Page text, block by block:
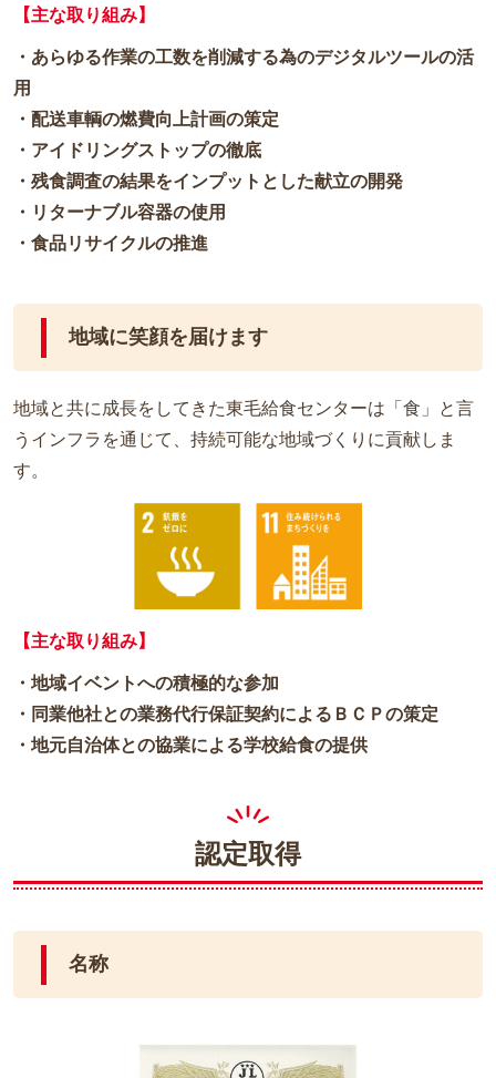
【主な取り組み】
・あらゆる作業の工数を削減する為のデジタルツールの活
用
・配送車輌の燃費向上計画の策定
・アイドリングストップの徹底
・残食調査の結果をインプットとした献立の開発
・リターナブル容器の使用
・食品リサイクルの推進
地域に笑顔を届けます
地域と共に成長をしてきた東毛給食センターは「食」と言
うインフラを通じて、持続可能な地域づくりに貢献しま
す。
【主な取り組み】
・地域イベントへの積極的な参加
・同業他社との業務代行保証契約によるＢＣＰの策定
・地元自治体との協業による学校給食の提供
認定取得
名称